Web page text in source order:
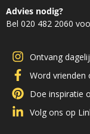
Advies nodig?
Bel 020 482 2060
Ontvang
Word vrienden
Doe inspiratie
Volg ons op